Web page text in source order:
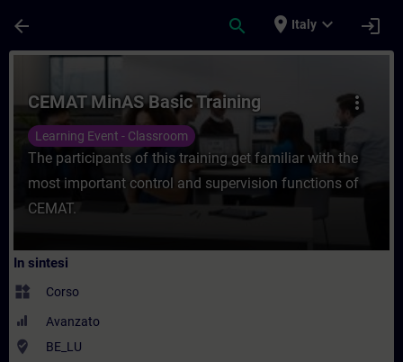
arrow_back search place Italy expand_more login
Corso - CEMAT MinAS Basic Training -
more_vert
CEMAT MinAS Basic Training
Learning Event - Classroom
The participants of this training get familiar with the
most important control and supervision functions of
CEMAT.
In sintesi
widgets Corso
Avanzato
where_to_vote BE_LU